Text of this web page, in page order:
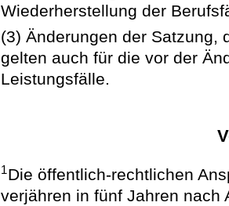
Wiederherstellung der
(3) Änderungen der Satzung,
gelten auch für die vor der
Leistungsfälle.
1Die öffentlich-rechtlichen
verjähren in fünf Jahren nach